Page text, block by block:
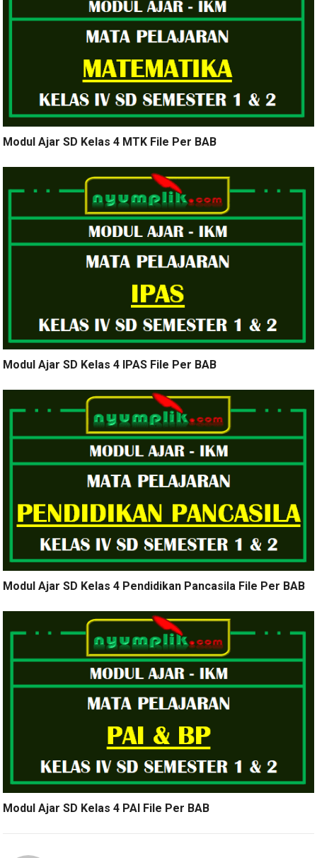
Modul Ajar SD Kelas 4 MTK File Per BAB
Modul Ajar SD Kelas 4 IPAS File Per BAB
Modul Ajar SD Kelas 4 Pendidikan Pancasila File Per BAB
Modul Ajar SD Kelas 4 PAI File Per BAB